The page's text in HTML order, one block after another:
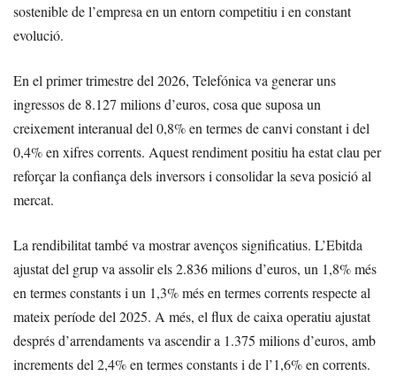
sostenible de l’empresa en un entorn competitiu i en constant
evolució.
En el primer trimestre del 2026, Telefónica va generar uns
ingressos de 8.127 milions d’euros, cosa que suposa un
creixement interanual del 0,8% en termes de canvi constant i del
0,4% en xifres corrents. Aquest rendiment positiu ha estat clau per
reforçar la confiança dels inversors i consolidar la seva posició al
mercat.
La rendibilitat també va mostrar avenços significatius. L’Ebitda
ajustat del grup va assolir els 2.836 milions d’euros, un 1,8% més
en termes constants i un 1,3% més en termes corrents respecte al
mateix període del 2025. A més, el flux de caixa operatiu ajustat
després d’arrendaments va ascendir a 1.375 milions d’euros, amb
increments del 2,4% en termes constants i de l’1,6% en corrents.